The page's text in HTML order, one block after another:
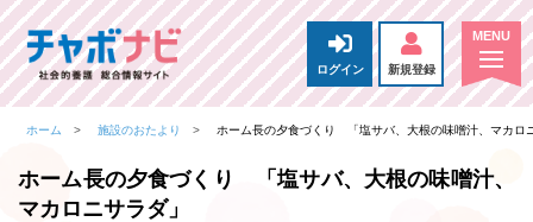
ログイン 新規登録
ホーム 施設のおたより ホーム長の夕食づくり 「塩サバ、大根の味噌汁、マカロ
ホーム長の夕食づくり 「塩サバ、大根の味噌汁、
マカロニサラダ」